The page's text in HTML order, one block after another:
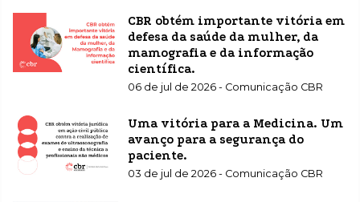
CBR obtém importante vitória em
defesa da saúde da mulher, da
mamografia e da informação
científica.
06 de jul de 2026 - Comunicação CBR
Uma vitória para a Medicina. Um
avanço para a segurança do
paciente.
03 de jul de 2026 - Comunicação CBR